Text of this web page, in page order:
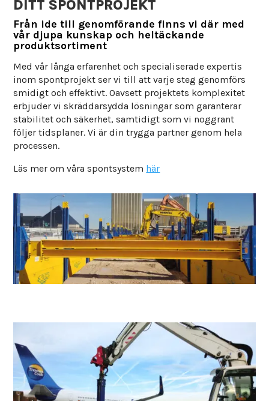
DITT SPONTPROJEKT
Från ide till genomförande finns vi där med
vår djupa kunskap och heltäckande
produktsortiment
Med vår långa erfarenhet och specialiserade expertis
inom spontprojekt ser vi till att varje steg genomförs
smidigt och effektivt. Oavsett projektets komplexitet
erbjuder vi skräddarsydda lösningar som garanterar
stabilitet och säkerhet, samtidigt som vi noggrant
följer tidsplaner. Vi är din trygga partner genom hela
processen.
Läs mer om våra spontsystem här